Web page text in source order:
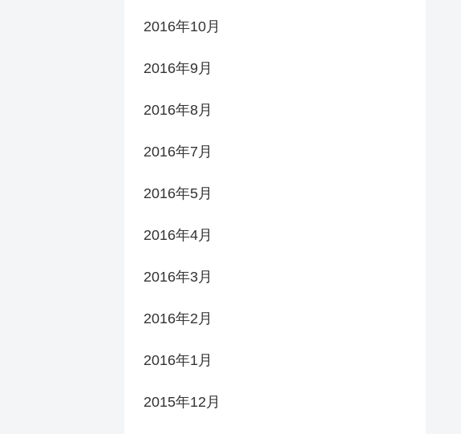
2016年10月
2016年9月
2016年8月
2016年7月
2016年5月
2016年4月
2016年3月
2016年2月
2016年1月
2015年12月